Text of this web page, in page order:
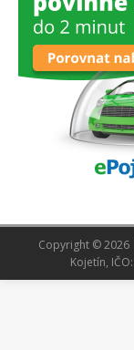
Copyright © 2026
Kojetín,